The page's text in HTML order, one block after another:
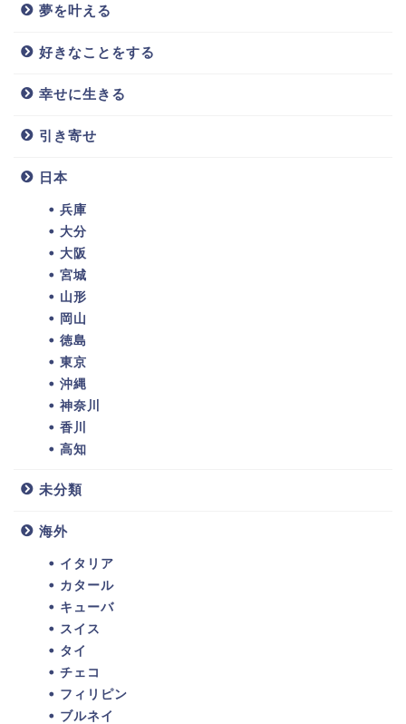
夢を叶える
好きなことをする
幸せに生きる
引き寄せ
日本
兵庫
大分
大阪
宮城
山形
岡山
徳島
東京
沖縄
神奈川
香川
高知
未分類
海外
イタリア
カタール
キューバ
スイス
タイ
チェコ
フィリピン
ブルネイ